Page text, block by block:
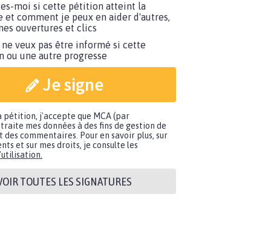
moi si cette pétition atteint la
et comment je peux en aider d'autres,
ouvertures et clics
ne veux pas être informé si cette
ou une autre progresse
Je signe
pétition, j'accepte que MCA (par
mes données à des fins de gestion de
des commentaires. Pour en savoir plus, sur
et sur mes droits, je consulte les
TOUTES LES SIGNATURES